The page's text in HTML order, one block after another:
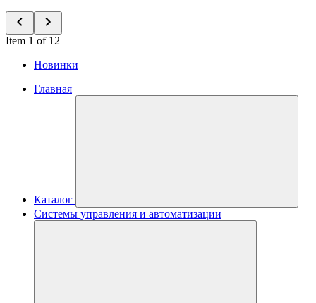
Item 1 of 12
Новинки
Главная
Каталог
Системы управления и автоматизации